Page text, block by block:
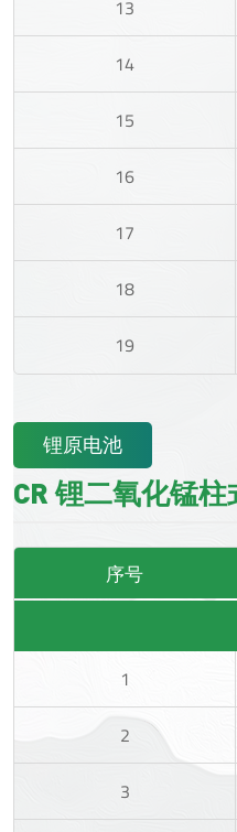
13
14
15
16
17
18
19
锂原电池
CR 锂二氧化锰
序号
1
2
3